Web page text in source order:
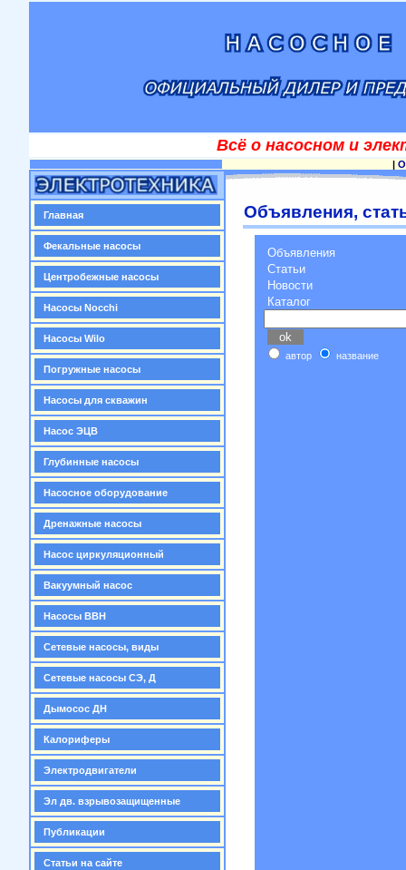
Всё о насосном и
|
Главная
Фекальные насосы
Центробежные насосы
Насосы Nocchi
Насосы Wilo
Погружные насосы
Насосы для скважин
Насос ЭЦВ
Глубинные насосы
Насосное оборудование
Дренажные насосы
Насос циркуляционный
Вакуумный насос
Насосы ВВН
Сетевые насосы, виды
Сетевые насосы СЭ, Д
Дымосос ДН
Калориферы
Электродвигатели
Эл дв. взрывозащищенные
Публикации
Статьи на сайте
Объявления,
Объявления
Статьи
Новости
Каталог
автор название